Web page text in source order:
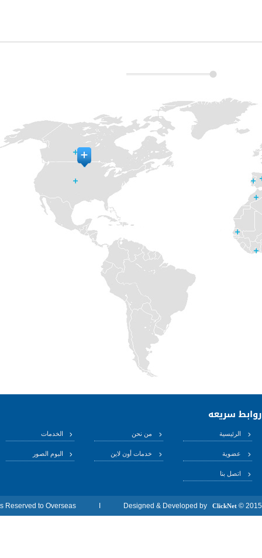
روابط سريعه
الرئيسية من نحن الخدمات
عضوية خدمات أون لاين البوم الصور
اتصل بنا
2015 © All Rights Reserved to Overseas I Designed & Developed by
ClickNet